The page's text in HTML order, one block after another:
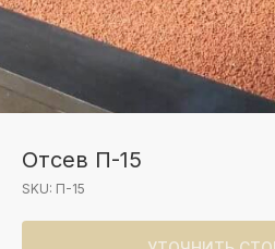
Отсев П-15
SKU: П-15